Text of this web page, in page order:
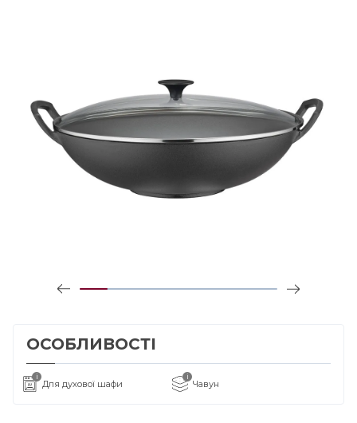
ОСОБЛИВОСТІ
i
Для духової шафи
i
Чавун